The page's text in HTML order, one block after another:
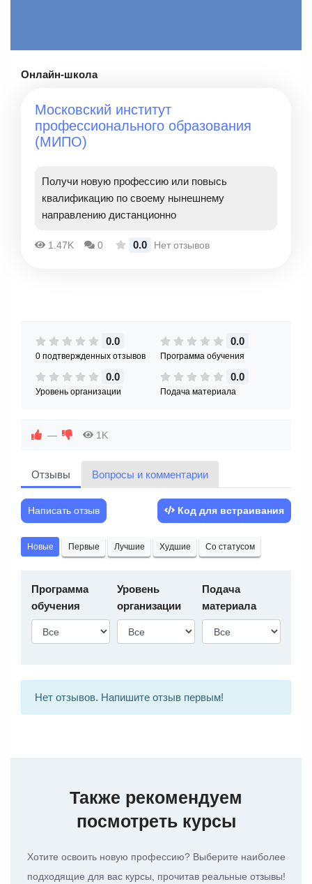
Онлайн-школа
Московский институт
профессионального образования
(МИПО)
Получи новую профессию или повысь
квалификацию по своему нынешнему
направлению дистанционно
1.47K 0 0.0 Нет отзывов
0.0
0 подтвержденных отзывов
0.0
Программа обучения
0.0
Уровень организации
0.0
Подача материала
— 1K
Отзывы Вопросы и комментарии
Написать отзыв Код для встраивания
Новые Первые Лучшие Худшие Со статусом
Программа
обучения
Уровень
организации
Подача
материала
Нет отзывов. Напишите отзыв первым!
Также рекомендуем
посмотреть курсы
Хотите освоить новую профессию? Выберите наиболее
подходящие для вас курсы, прочитав реальные отзывы!